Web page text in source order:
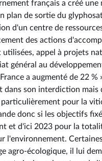
français a créé
plan de sortie du
d'un centre de
des actions
appel à projets
général au
a augmenté de 22
dans son interdiction
pour la
donc si les objectifs
et d'ici 2023 pour la
l'environnement.
agro-écologique, il lui